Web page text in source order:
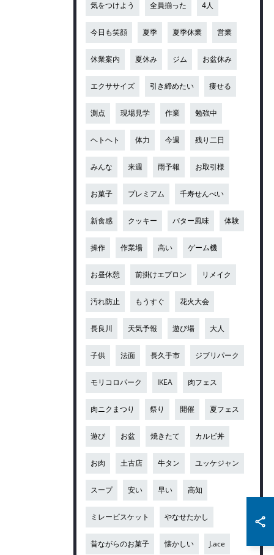
気をつけよう 全員揃った 4人
今日も笑顔 夏季 夏季休業 営業
休業案内 夏休み ジム お盆休み
エクササイズ 引き締めたい 痩せる
測点 現場見学 作業 勉強中
ヘトヘト 体力 今週 残り二日
みんな 来週 雨予報 お取引様
お菓子 プレミアム 千寿せんべい
新食感 クッキー バター風味 体験
操作 作業場 高い ゲーム機
お昼休憩 前掛けエプロン リメイク
汚れ防止 もうすぐ 花火大会
長良川 天気予報 遊び場 大人
子供 法面 長久手市 ジブリパーク
モリコロパーク IKEA 肉フェス
肉ニクまつり 祭り 開催 夏フェス
遊び お盆 焼きたて カルビ丼
お肉 土古店 牛タン ユッケジャン
スープ 安い 早い 高知
ミレービスケット やなせたかし
昔ながらのお菓子 懐かしい J.ace